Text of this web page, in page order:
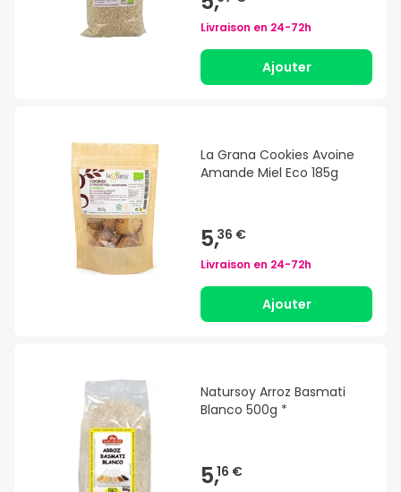
Livraison en 24-72h
Ajouter
La Grana Cookies Avoine
Amande Miel Eco 185g
5,36 €
Livraison en 24-72h
Ajouter
Natursoy Arroz Basmati
Blanco 500g *
5,16 €